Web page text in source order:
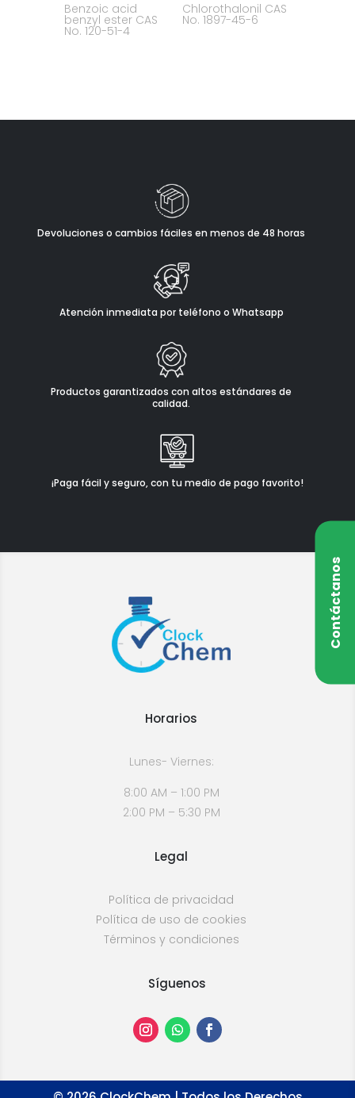
Benzoic acid
benzyl ester CAS
No. 120-51-4
Chlorothalonil CAS
No. 1897-45-6
Devoluciones o cambios fáciles en menos de 48 horas
Atención inmediata por teléfono o Whatsapp
Productos garantizados con altos estándares de
calidad.
¡Paga fácil y seguro, con tu medio de pago favorito!
Contáctanos
Horarios
Lunes- Viernes:
8:00 AM – 1:00 PM
2:00 PM – 5:30 PM
Legal
Política de privacidad
Política de uso de cookies
Términos y condiciones
Síguenos